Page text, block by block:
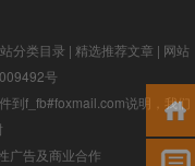
分类目录 | 精选推荐文章 | 网站
号
到f_fb#foxmail.com说明，我们
广告及商业合作